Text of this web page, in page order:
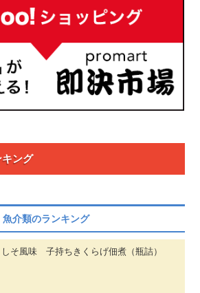
キング
魚介類のランキング
そ風味 子持ちきくらげ佃煮（瓶詰）